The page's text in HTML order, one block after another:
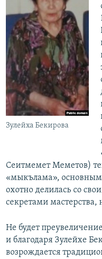
Зулейха Бекирова
Сеитмемет Меметов)
«мыкълама»,
охотно делилась со
секретами
Не будет
и благодаря Зулейхе
возрождается